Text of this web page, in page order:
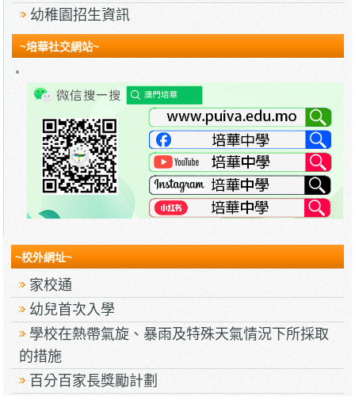
幼稚園招生資訊
~培華社交網站~
~校外網址~
家校通
幼兒首次入學
學校在熱帶氣旋、暴雨及特殊天氣情況下所採取
的措施
百分百家長獎勵計劃